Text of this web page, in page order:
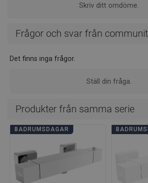
Skriv ditt omdöme.
Frågor och svar från
Det finns inga frågor.
Ställ din fråga.
Produkter från samma serie
BADRUMSDAGAR